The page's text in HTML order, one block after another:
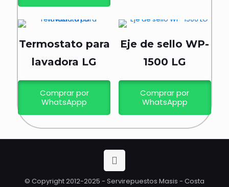
Termostato para
lavadora LG
Comprar por
WhatsAppp
Eje de sello WP-
1500 LG
Comprar por
WhatsAppp
© Copyright 2012-2025 - Servirepuestos Masis - Costa